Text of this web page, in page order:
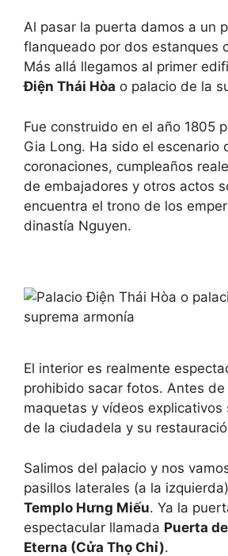
Al pasar la puerta damos a un
flanqueado por dos estanques
Más allá llegamos al primer
Điện Thái Hòa o palacio de la
Fue construido en el año 1805
Gia Long. Ha sido el escenario
coronaciones, cumpleaños
de embajadores y otros actos
encuentra el trono de los
dinastía Nguyen.
El interior es realmente
prohibido sacar fotos. Antes de
maquetas y vídeos explicativos
de la ciudadela y su
Salimos del palacio y nos
pasillos laterales (a la
Templo Hưng Miếu. Ya la
espectacular llamada Puerta
Eterna (Cửa Thọ Chỉ).